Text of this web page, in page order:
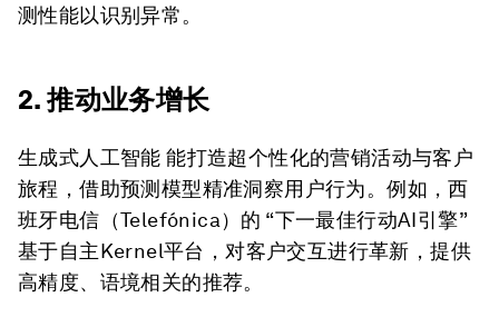
测性能以识别异常。
2. 推动业务增长
生成式人工智能 能打造超个性化的营销活动与客户
旅程，借助预测模型精准洞察用户行为。例如，西
班牙电信（Telefónica）的 “下一最佳行动AI引擎”
基于自主Kernel平台，对客户交互进行革新，提供
高精度、语境相关的推荐。